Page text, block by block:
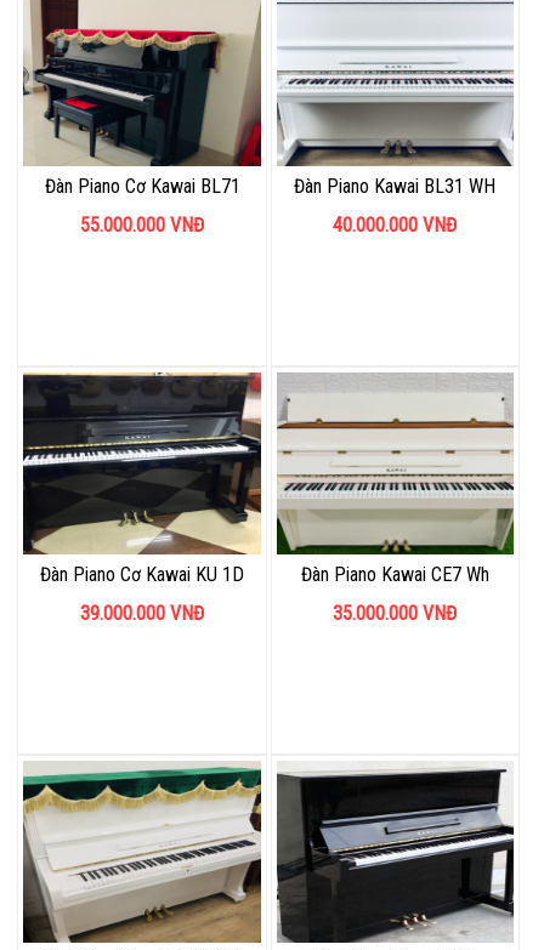
Đàn Piano Cơ Kawai BL71
55.000.000 VNĐ
Đàn Piano Kawai BL31 WH
40.000.000 VNĐ
Đàn Piano Cơ Kawai KU 1D
39.000.000 VNĐ
Đàn Piano Kawai CE7 Wh
35.000.000 VNĐ